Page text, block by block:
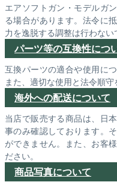
エアソフトガン・モデルガ
る場合があります。法令に
力を逸脱する調整は行わない
パーツ等の互換性につ
互換パーツの適合や使用に
また、適切な使用と法令順守
海外への配送について
当店で販売する商品は、日
事のみ確認しております。
ができません。また、お客
ださい。
商品写真について